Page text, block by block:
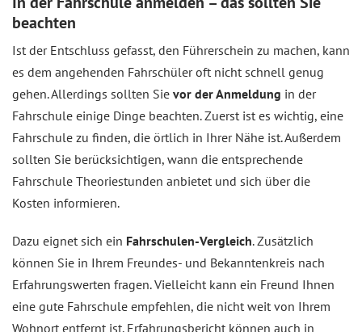
beachten
Ist der Entschluss gefasst, den Führerschein zu machen, kann
es dem angehenden Fahrschüler oft nicht schnell genug
gehen. Allerdings sollten Sie vor der Anmeldung in der
Fahrschule einige Dinge beachten. Zuerst ist es wichtig, eine
Fahrschule zu finden, die örtlich in Ihrer Nähe ist. Außerdem
sollten Sie berücksichtigen, wann die entsprechende
Fahrschule Theoriestunden anbietet und sich über die
Kosten informieren.
Dazu eignet sich ein Fahrschulen-Vergleich. Zusätzlich
können Sie in Ihrem Freundes- und Bekanntenkreis nach
Erfahrungswerten fragen. Vielleicht kann ein Freund Ihnen
eine gute Fahrschule empfehlen, die nicht weit von Ihrem
Wohnort entfernt ist. Erfahrungsbericht können auch in